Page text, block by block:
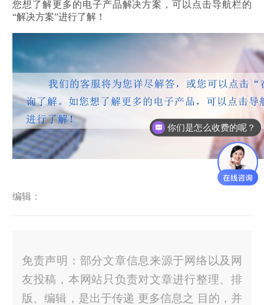
您想了解更多的电子产品解决方案，可以点击导航栏的
“解决方案”进行了解！
编辑：
免责声明：部分文章信息来源于网络以及网
友投稿，本网站只负责对文章进行整理、排
版、编辑，是出于传递 更多信息之 目的，并
你们是怎么收费的呢？